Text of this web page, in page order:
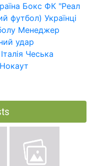
Бокс ФК "Реал
футбол) Українці
Менеджер
удар
Італія Чеська
Нокаут